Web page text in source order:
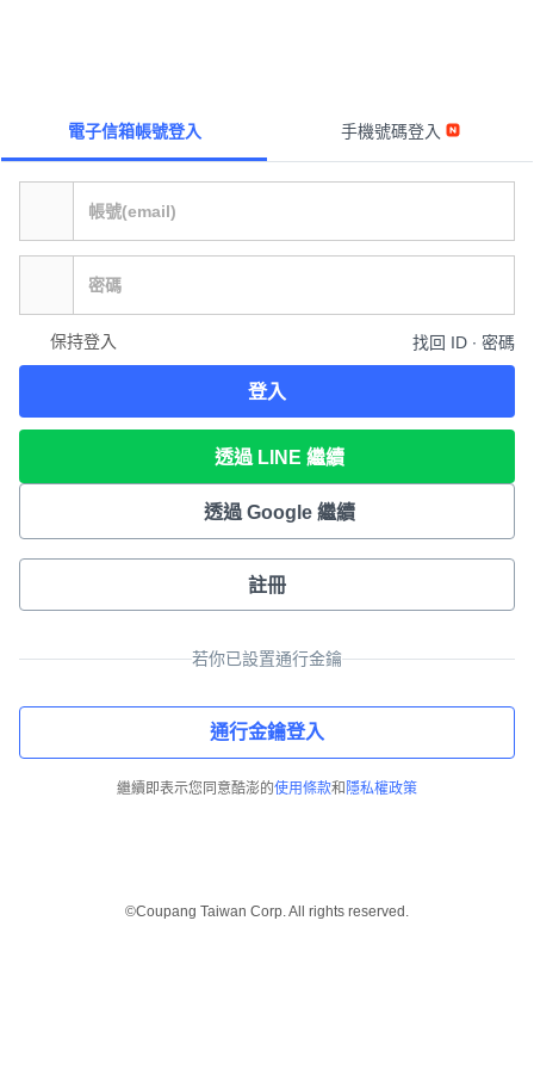
電子信箱帳號登入 手機號碼登入
保持登入 找回 ID ∙ 密碼
登入
透過 LINE 繼續
透過 Google 繼續
註冊
若你已設置通行金鑰
通行金鑰登入
繼續即表示您同意酷澎的使用條款和 隱私權政策
©Coupang Taiwan Corp. All rights reserved.